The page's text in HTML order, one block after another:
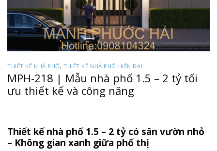
THIẾT KẾ NHÀ PHỐ,THIẾT KẾ NHÀ PHỐ HIỆN ĐẠI
MPH-218 | Mẫu nhà phố 1.5 – 2 tỷ tối
ưu thiết kế và công năng
Thiết kế nhà phố 1.5 – 2 tỷ có sân vườn nhỏ
– Không gian xanh giữa phố thị